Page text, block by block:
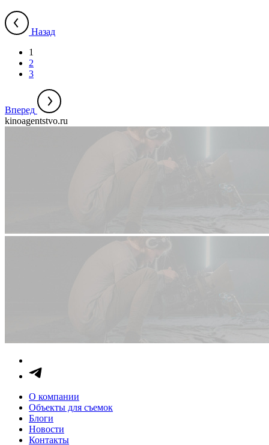
Назад
1
2
3
Вперед
kinoagentstvo.ru
О компании
Объекты для съемок
Блоги
Новости
Контакты